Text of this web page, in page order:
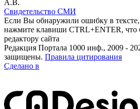
А.В.
Свидетельство СМИ
Если Вы обнаружили ошибку в тексте,
нажмите клавиши CTRL+ENTER, что
редактору сайта
Редакция Портала 1000 инф., 2009 -
защищены. Правила цитирования
Сделано в